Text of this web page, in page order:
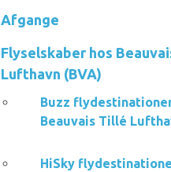
Afgange
Flyselskaber hos
Lufthavn (BVA)
Buzz
Beauvais Tillé
HiSky